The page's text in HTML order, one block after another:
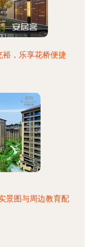
，乐享花桥便捷
景图与周边教育配